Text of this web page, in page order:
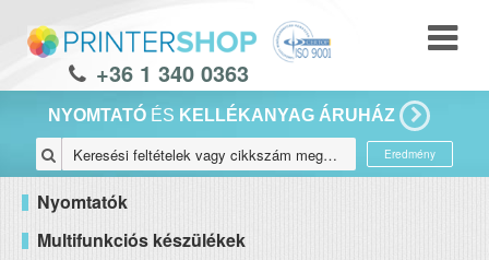
+36 1 340 0363
NYOMTATÓ ÉS KELLÉKANYAG ÁRUHÁZ
Eredmény
Nyomtatók
Multifunkciós készülékek